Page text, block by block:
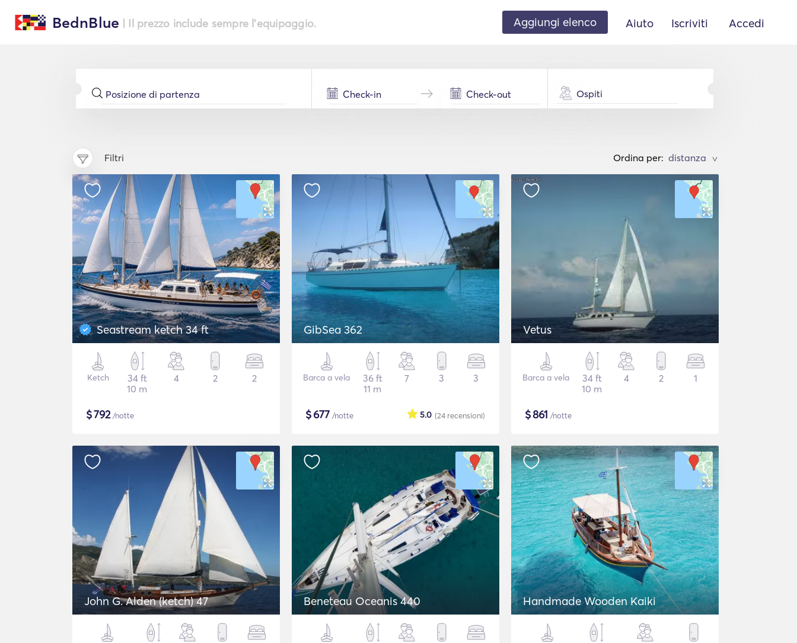
BednBlue | Il prezzo include sempre l'equipaggio. Aggiungi elenco Aiuto Iscriviti Accedi
Ospiti
Filtri Ordina per: >
Seastream ketch 34 ft
Ketch
34 ft
10 m
4 2 2
$792/notte
GibSea 362
Barca a vela
36 ft
11 m
7 3 3
$677 /notte (24 recensioni)
5.0
Vetus
Barca a vela
34 ft
10 m
4 2 1
$861 /notte
John G. Alden (ketch) 47 Beneteau Oceanis 440 Handmade Wooden Kaiki